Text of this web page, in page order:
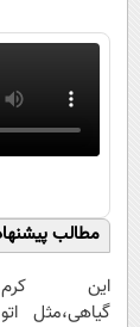
مطالب
این کرم
گیاهی،مثل اتو